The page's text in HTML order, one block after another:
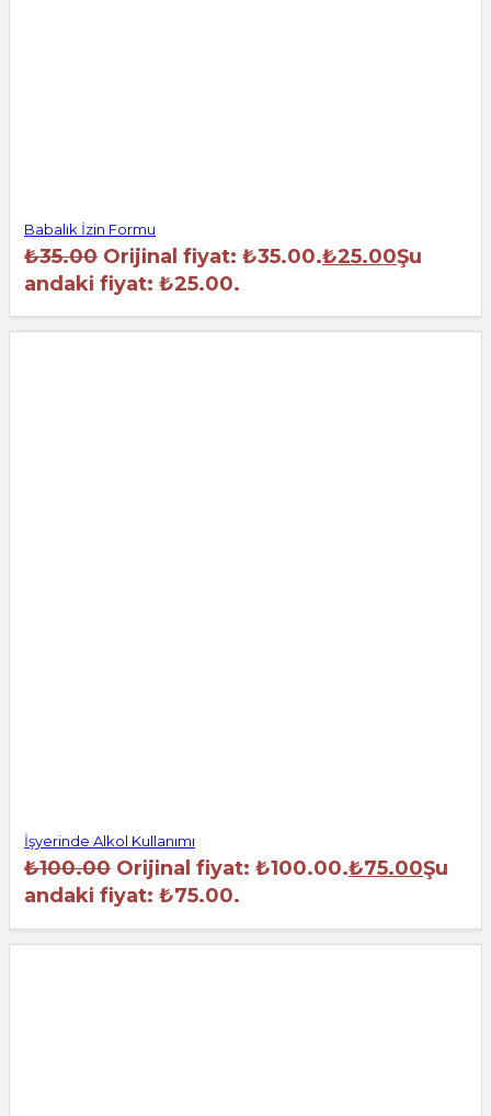
Babalık İzin Formu
₺35.00 Orijinal fiyat: ₺35.00.₺25.00Şu
andaki fiyat: ₺25.00.
İşyerinde Alkol Kullanımı
₺100.00 Orijinal fiyat: ₺100.00.₺75.00Şu
andaki fiyat: ₺75.00.